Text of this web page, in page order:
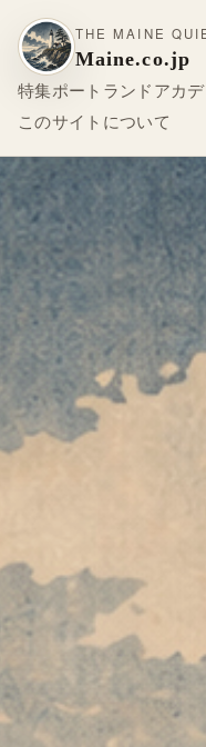
THE MAINE
Maine.co.jp
特集ポートランド アカ
このサイトについて